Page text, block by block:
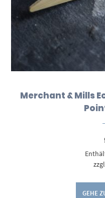
Merchant & Mills
GEHE